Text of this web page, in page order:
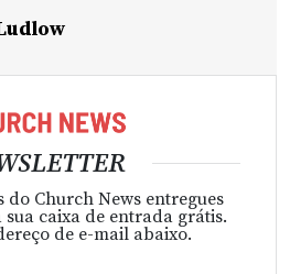
do Church News entregues
caixa de entrada grátis.
de e-mail abaixo.